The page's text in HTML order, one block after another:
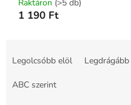
Raktáron (>5 db)
1 190 Ft
m
Legolcsóbb elöl Legdrágább
ABC szerint